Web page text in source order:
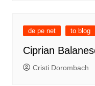
de pe net to blog
Ciprian
Cristi Dorombach